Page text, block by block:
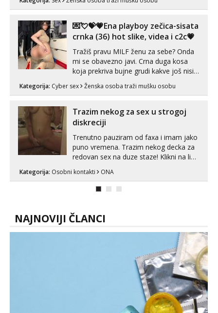
može i nešto više.💋🌺 Klikni na link
💌💘💝💗Ena playboy zečica-sisata
crnka (36) hot slike, videa i c2c💗
Tražiš pravu MILF ženu za sebe? Onda
mi se obavezno javi. Crna duga kosa
koja prekriva bujne grudi kakve još nisi
vidio, čista ŠESTICA! A usne? O usnama
bolje da ni ne pričam. Prave pune usne
vjeruj mi, takve još nisi vidio. Uvijek sam
spremna za ONLOINE zabavu...
Kategorija: Cyber sex Ženska osoba traži mušku osobu
Trazim nekog za sex u strogoj
diskreciji
Trenutno pauziram od faxa i imam jako
puno vremena. Trazim nekog decka za
redovan sex na duze staze! Klikni na link
Kategorija: Osobni kontakti ONA
NAJNOVIJI ČLANCI